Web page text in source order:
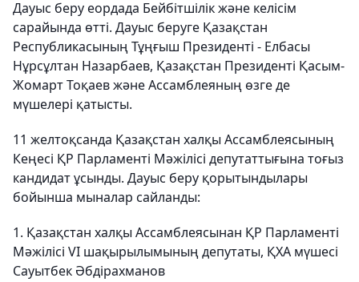
Дауыс беру еордада Бейбітшілік және келісім
сарайында өтті. Дауыс беруге Қазақстан
Республикасының Тұңғыш Президенті - Елбасы
Нұрсұлтан Назарбаев, Қазақстан Президенті Қасым-
Жомарт Тоқаев және Ассамблеяның өзге де
мүшелері қатысты.
11 желтоқсанда Қазақстан халқы Ассамблеясының
Кеңесі ҚР Парламенті Мәжілісі депутаттығына тоғыз
кандидат ұсынды. Дауыс беру қорытындылары
бойынша мыналар сайланды:
1. Қазақстан халқы Ассамблеясынан ҚР Парламенті
Мәжілісі VI шақырылымының депутаты, ҚХА мүшесі
Сауытбек Әбдірахманов